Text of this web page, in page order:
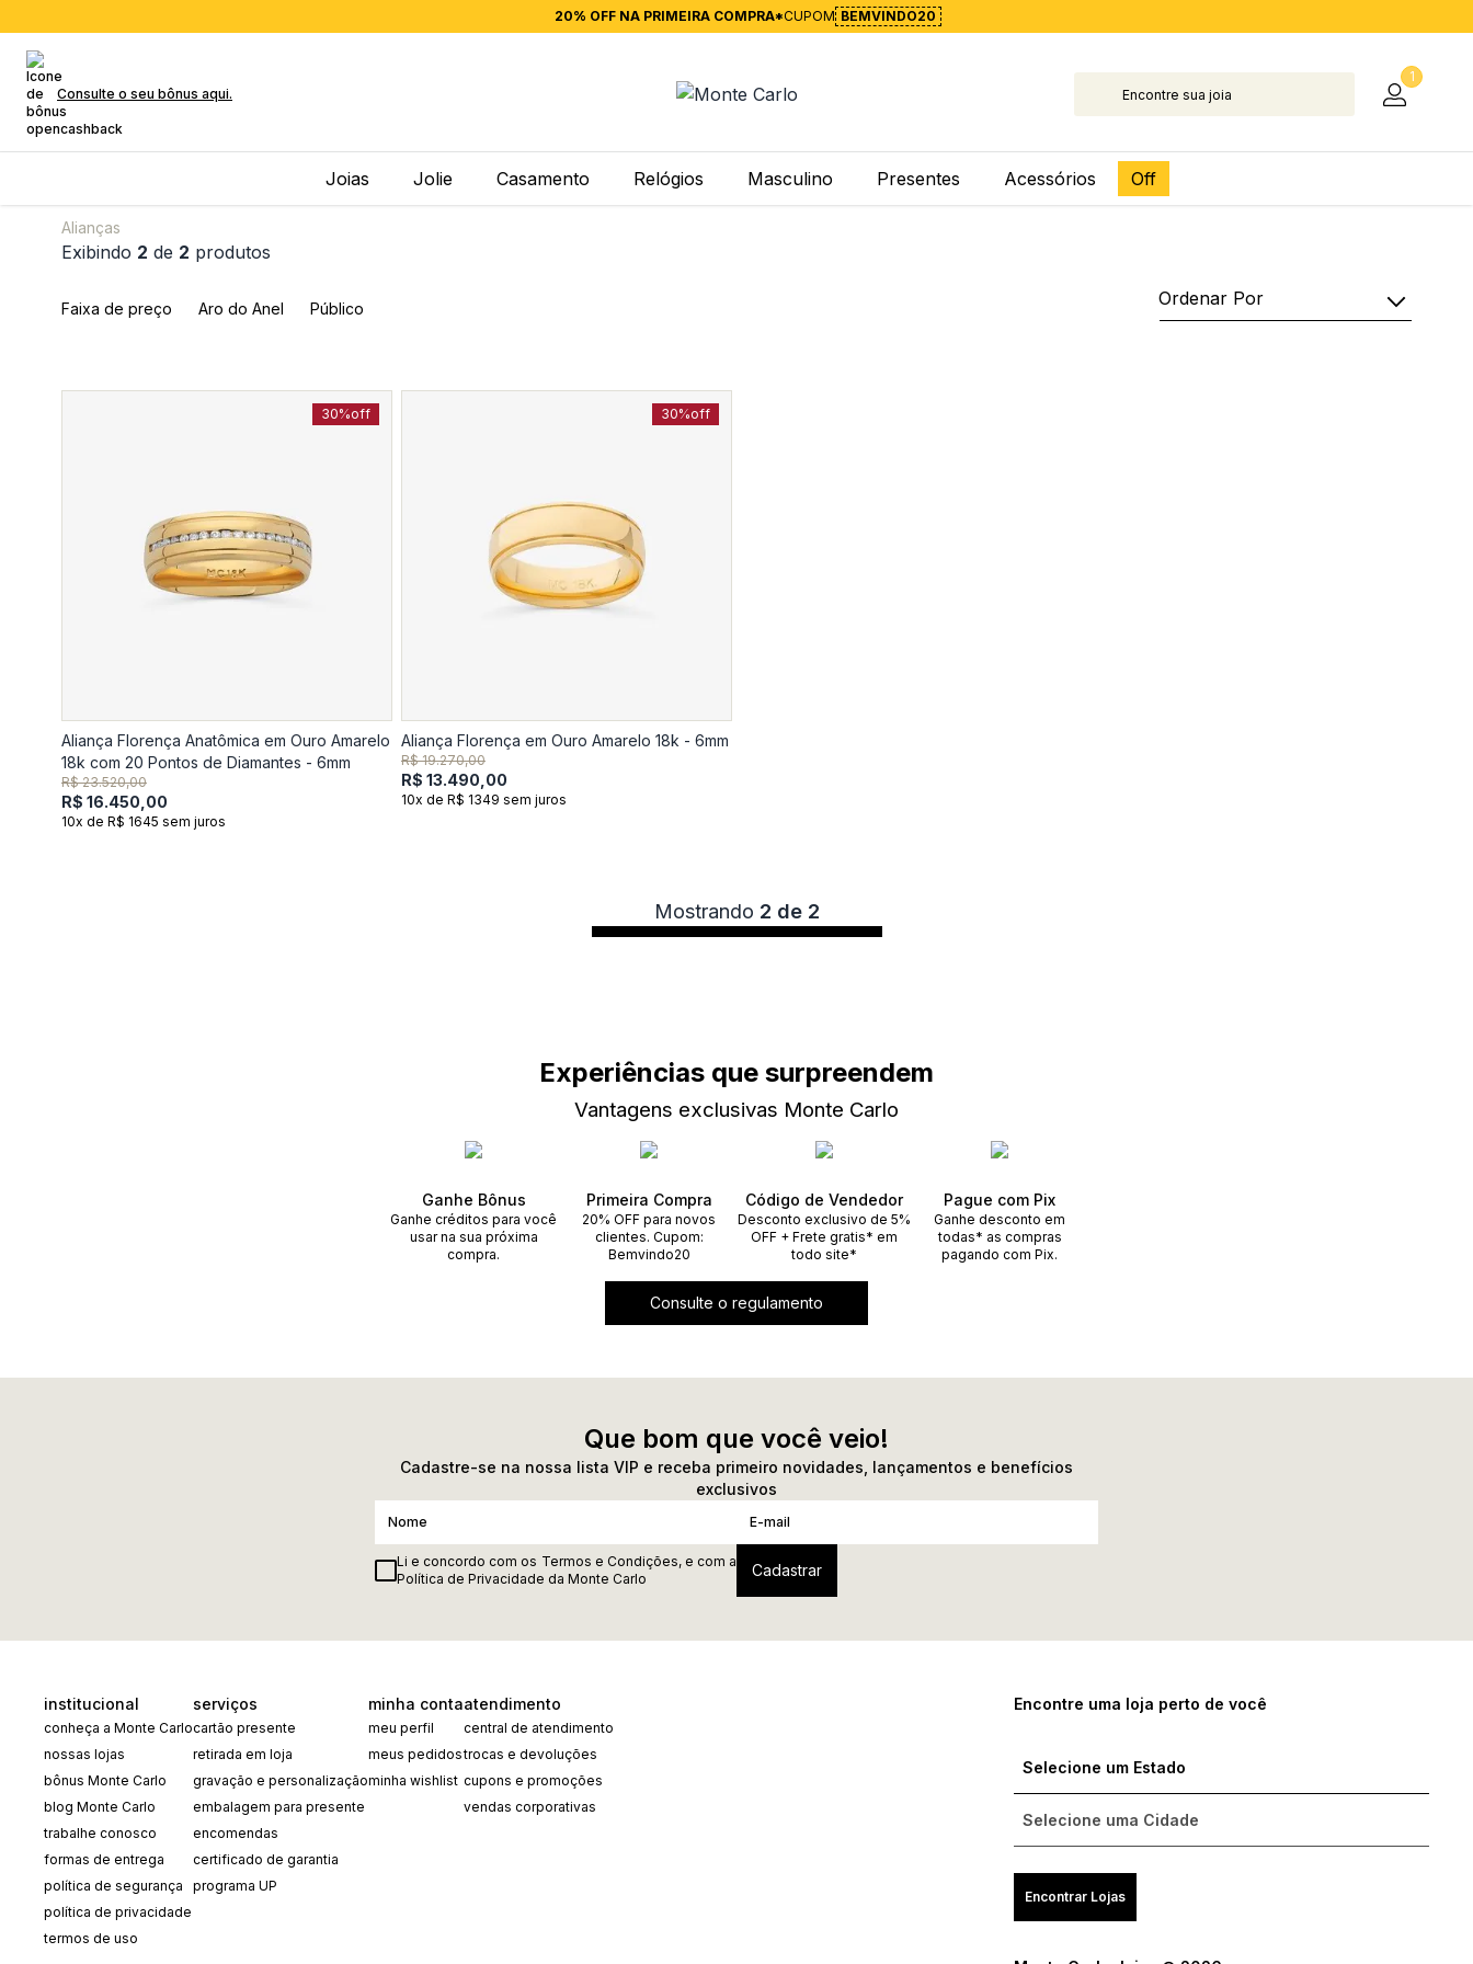
20% OFF NA PRIMEIRA COMPRA*CUPOM BEMVINDO20
Consulte o seu bônus aqui.
1
Joias Jolie Casamento Relógios Masculino Presentes Acessórios Off
Alianças
Exibindo 2 de 2 produtos
Faixa de preço Aro do Anel Público Ordenar Por
30%off
Aliança Florença Anatômica em Ouro Amarelo
18k com 20 Pontos de Diamantes - 6mm
R$ 23.520,00
R$ 16.450,00
10x de R$ 1645 sem juros
30%off
Aliança Florença em Ouro Amarelo 18k - 6mm
R$ 19.270,00
R$ 13.490,00
10x de R$ 1349 sem juros
Mostrando 2 de 2
Experiências que surpreendem
Vantagens exclusivas Monte Carlo
Ganhe Bônus
Ganhe créditos para você
usar na sua próxima
compra.
Primeira Compra
20% OFF para novos
clientes. Cupom:
Bemvindo20
Código de Vendedor
Desconto exclusivo de 5%
OFF + Frete gratis* em
todo site*
Pague com Pix
Ganhe desconto em
todas* as compras
pagando com Pix.
Consulte o regulamento
Que bom que você veio!
Cadastre-se na nossa lista VIP e receba primeiro novidades, lançamentos e benefícios
exclusivos
Li e concordo com os Termos e Condições, e com a
Política de Privacidade da Monte Carlo
institucional
conheça a Monte Carlo
nossas lojas
bônus Monte Carlo
blog Monte Carlo
trabalhe conosco
formas de entrega
política de segurança
política de privacidade
termos de uso
serviços
cartão presente
retirada em loja
gravação e personalização
embalagem para presente
encomendas
certificado de garantia
programa UP
minha conta
meu perfil
meus pedidos
minha wishlist
atendimento
central de atendimento
trocas e devoluções
cupons e promoções
vendas corporativas
Encontre uma loja perto de você
Encontrar Lojas